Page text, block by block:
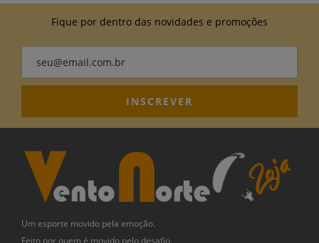
Fique por dentro das novidades e promoções
Um esporte movido pela emoção.
Feito por quem é movido pelo desafio.